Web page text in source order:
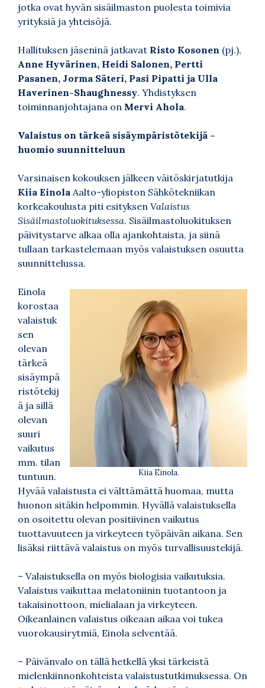
jotka ovat hyvän sisäilmaston puolesta toimivia
yrityksiä ja yhteisöjä.
Hallituksen jäseninä jatkavat Risto Kosonen (pj.),
Anne Hyvärinen, Heidi Salonen, Pertti
Pasanen, Jorma Säteri, Pasi Pipatti ja Ulla
Haverinen-Shaughnessy. Yhdistyksen
toiminnanjohtajana on Mervi Ahola.
Valaistus on tärkeä sisäympäristötekijä –
huomio suunnitteluun
Varsinaisen kokouksen jälkeen väitöskirjatutkija
Kiia Einola Aalto-yliopiston Sähkötekniikan
korkeakoulusta piti esityksen Valaistus
Sisäilmastoluokituksessa. Sisäilmastoluokituksen
päivitystarve alkaa olla ajankohtaista, ja siinä
tullaan tarkastelemaan myös valaistuksen osuutta
suunnittelussa.
Kiia Einola.
Einola
korostaa
valaistuk
sen
olevan
tärkeä
sisäympä
ristötekij
ä ja sillä
olevan
suuri
vaikutus
mm. tilan
tuntuun.
Hyvää valaistusta ei välttämättä huomaa, mutta
huonon sitäkin helpommin. Hyvällä valaistuksella
on osoitettu olevan positiivinen vaikutus
tuottavuuteen ja virkeyteen työpäivän aikana. Sen
lisäksi riittävä valaistus on myös turvallisuustekijä.
– Valaistuksella on myös biologisia vaikutuksia.
Valaistus vaikuttaa melatoniinin tuotantoon ja
takaisinottoon, mielialaan ja virkeyteen.
Oikeanlainen valaistus oikeaan aikaa voi tukea
vuorokausirytmiä, Einola selventää.
– Päivänvalo on tällä hetkellä yksi tärkeistä
mielenkiinnonkohteista valaistustutkimuksessa. On